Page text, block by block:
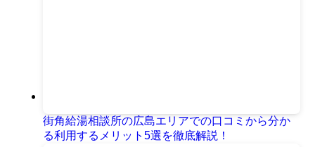
街角給湯相談所の広島エリアでの口コミから分か
る利用するメリット5選を徹底解説！